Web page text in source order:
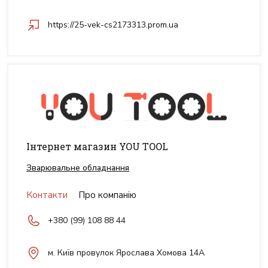
https://25-vek-cs2173313.prom.ua
Інтернет магазин YOU TOOL
Зварювальне обладнання
Контакти Про компанію
+380 (99) 108 88 44
м. Київ провулок Ярослава Хомова 14А